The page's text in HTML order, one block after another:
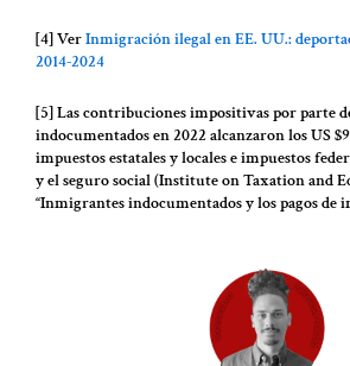
[4] VerInmigración ilegal en EE. UU.:
2014-2024
[5] Las contribuciones impositivas por parte
indocumentados en 2022 alcanzaron los US
impuestos estatales y locales e impuestos
y el seguro social (Institute on Taxation and
“Inmigrantes indocumentados y los pagos de